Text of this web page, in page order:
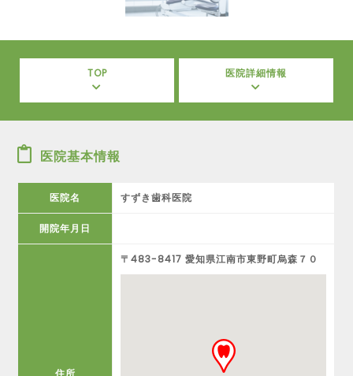
TOP 医院詳細情報
医院基本情報
医院名 すずき歯科医院
開院年月日
住所
〒483-8417 愛知県江南市東野町烏森７０